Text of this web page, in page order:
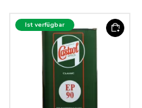
Ist verfügbar